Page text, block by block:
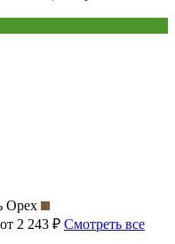
Орех
2 243 ₽ Смотреть все